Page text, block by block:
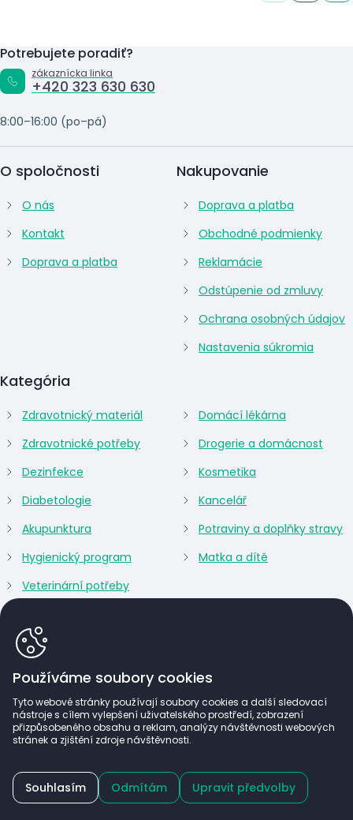
Používáme soubory cookies
Tyto webové stránky používají soubory cookies a další sledovací
nástroje s cílem vylepšení uživatelského prostředí, zobrazení
přizpůsobeného obsahu a reklam, analýzy návštěvnosti webových
stránek a zjištění zdroje návštěvnosti.
Souhlasím Odmítám Upravit předvolby
Potrebujete poradiť?
zákaznícka linka
+420 323 630 630
8:00–16:00 (po–pá)
O spoločnosti
O nás
Kontakt
Doprava a platba
Kategória
Zdravotnický materiál
Zdravotnické potřeby
Dezinfekce
Diabetologie
Akupunktura
Hygienický program
Veterinární potřeby
Domácí lékárna
Drogerie a domácnost
Kosmetika
Kancelář
Potraviny a doplňky stravy
Matka a dítě
Nakupovanie
Doprava a platba
Obchodné podmienky
Reklamácie
Odstúpenie od zmluvy
Ochrana osobných údajov
Nastavenia súkromia